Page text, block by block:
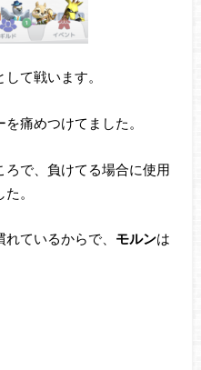
して戦います。
痛めつけてました。
ろで、負けてる場合に使用
。
ているからで、 モルンは